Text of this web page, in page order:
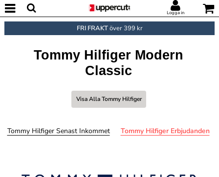
Logga in
FRI FRAKTöver 399 kr
Tommy Hilfiger Modern
Classic
Visa Alla Tommy Hilfiger
Tommy Hilfiger Senast Inkommet Tommy Hilfiger Erbjudanden